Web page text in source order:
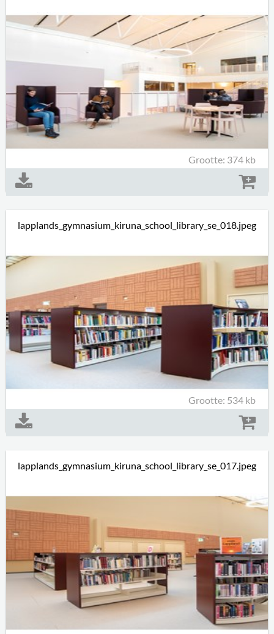
Grootte: 374 kb
lapplands_gymnasium_kiruna_school_library_se_018.jpeg
Grootte: 534 kb
lapplands_gymnasium_kiruna_school_library_se_017.jpeg